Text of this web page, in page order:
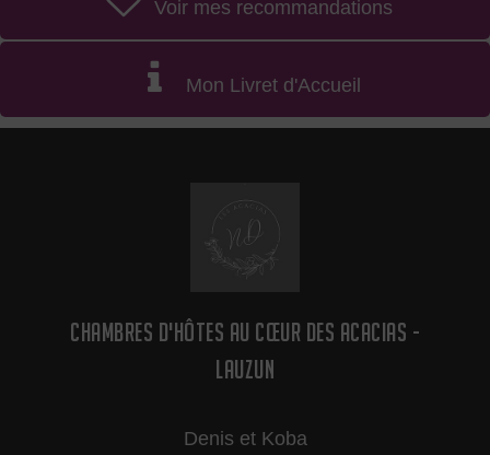
Voir mes recommandations
Mon Livret d'Accueil
CHAMBRES D'HÔTES AU CŒUR DES ACACIAS -
LAUZUN
Denis et Koba